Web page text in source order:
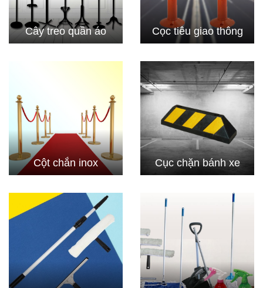
Cây treo quần áo Cọc tiêu giao thông
Cột chắn inox Cục chặn bánh xe